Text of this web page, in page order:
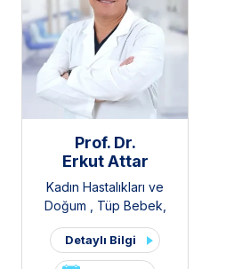
Prof. Dr.
Erkut Attar
Kadın Hastalıkları ve
Doğum , Tüp Bebek,
Polikistik Over Sendromu /
PKOS ve Hirsutizm Kliniği
Pelvik Ağrı ve
Detaylı Bilgi